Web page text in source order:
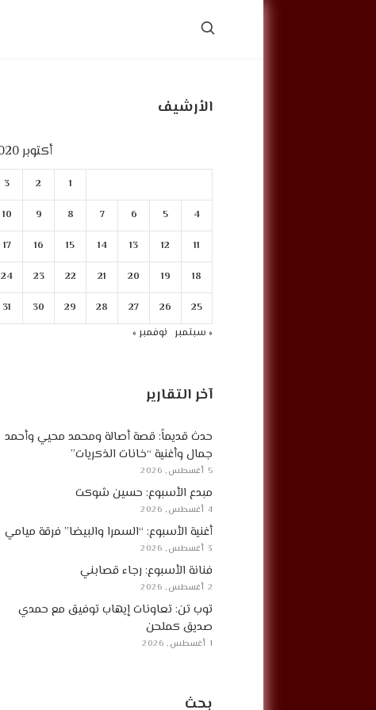
الأرشيف
أكتوبر 2020
1
2
3
4
5
6
7
8
9
10
11
12
13
14
15
16
17
18
19
20
21
22
23
24
25
26
27
28
29
30
31
« سبتمبر نوفمبر »
آخر التقارير
حدث قديماً: قصة أصالة ومحمد محيي وأحمد
جمال وأغنية “خانات الذكريات”
5 أغسطس, 2026
مبدع الأسبوع: حسين شوكت
4 أغسطس, 2026
أغنية الأسبوع: “السمرا والبيضا” فرقة ميامي
3 أغسطس, 2026
فنانة الأسبوع: رجاء قصابني
2 أغسطس, 2026
توب تن: تعاونات إيهاب توفيق مع حمدي
صديق كملحن
1 أغسطس, 2026
بحث